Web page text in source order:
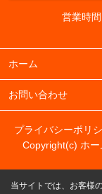
営業時間
ホーム
お問い合わせ
プライバシーポリ
Copyright(c) ホ
当サイトでは、お客様